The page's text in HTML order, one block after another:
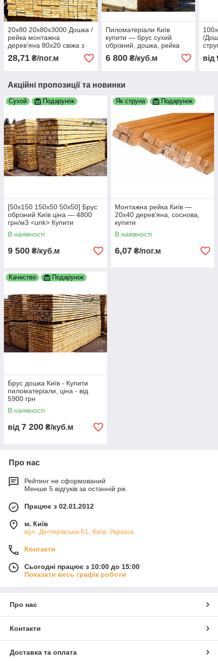
20х80 20х80х3000 Дошка /
рейка монтажна
дерев'яна 80х20 свіжа з
колоди
28,71 ₴/пог.м
Пиломатеріали Київ
купити — брус сухий
обрізний, дошка, рейка
монтажна
6 800₴/куб.м
/
від
Акційні пропозиції та новинки
Сухой Подарунок
[50х150 150х50 50х50] Брус
обрізний Київ ціна — 4800
грн/м3 <unk> Купити
пиломатеріали, дошка, бруси
В наявності
9 500 ₴/куб.м
Як струна Подарунок
Монтажна рейка Київ —
20х40 дерев'яна, соснова,
купити
В наявності
6,07 ₴/пог.м
Качество Подарунок
Брус дошка Київ - Купити
пиломатеріали, ціна - від
5900 грн
В наявності
від 7 200 ₴/куб.м
Про нас
Рейтинг не сформований
Менше 5 відгуків за останній рік
Працює з 02.01.2012
м. Київ
вул. Дегтярівська 51, Київ, Україна
Контакти
Сьогодні працює з 10:00 до 15:00
Показати весь графік роботи
Про нас
Контакти
Доставка та оплата